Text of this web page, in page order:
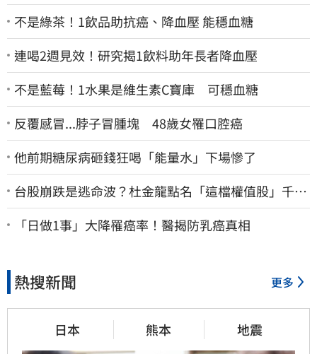
不是綠茶！1飲品助抗癌、降血壓 能穩血糖
連喝2週見效！研究揭1飲料助年長者降血壓
不是藍莓！1水果是維生素C寶庫 可穩血糖
反覆感冒...脖子冒腫塊 48歲女罹口腔癌
他前期糖尿病砸錢狂喝「能量水」下場慘了
台股崩跌是逃命波？杜金龍點名「這檔權值股」千萬
別長抱
「日做1事」大降罹癌率！醫揭防乳癌真相
熱搜新聞 更多
日本 熊本 地震